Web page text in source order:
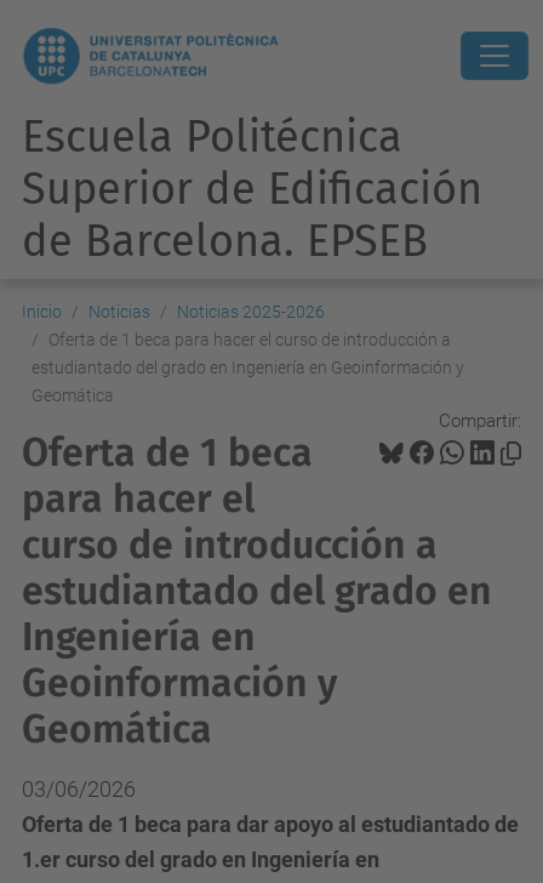
Escuela Politécnica
Superior de Edificación
de Barcelona. EPSEB
Inicio Noticias
Noticias 2025-2026
Oferta de 1 beca para hacer el curso de introducción a
estudiantado del grado en Ingeniería en Geoinformación y
Geomática
Compartir:
Oferta de 1 beca
para hacer el
curso de introducción a
estudiantado del grado en
Ingeniería en
Geoinformación y
Geomática
03/06/2026
Oferta de 1 beca para dar apoyo al estudiantado de
1.er curso del grado en Ingeniería en